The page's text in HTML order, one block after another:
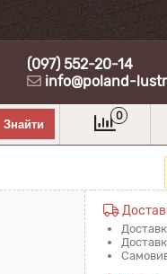
(097) 552-20-14
info@poland-
0